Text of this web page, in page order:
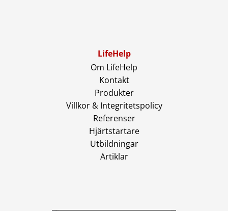
LifeHelp
Om LifeHelp
Kontakt
Produkter
Villkor & Integritetspolicy
Referenser
Hjärtstartare
Utbildningar
Artiklar